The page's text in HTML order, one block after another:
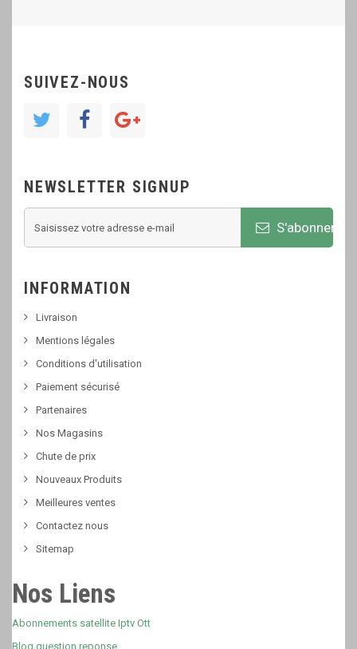
SUIVEZ-NOUS
NEWSLETTER SIGNUP
S'abonner
INFORMATION
Livraison
Mentions légales
Conditions d'utilisation
Paiement sécurisé
Partenaires
Nos Magasins
Chute de prix
Nouveaux Produits
Meilleures ventes
Contactez nous
Sitemap
Nos Liens
Abonnements satellite Iptv Ott
Blog question reponse